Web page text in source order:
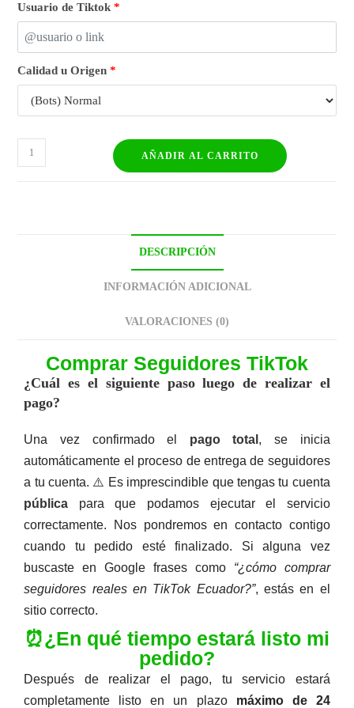
Usuario de Tiktok*
Calidad u Origen *
AÑADIR AL CARRITO
DESCRIPCIÓN
INFORMACIÓN ADICIONAL
VALORACIONES (0)
Descripción
Comprar Seguidores TikTok
¿Cuál es el siguiente paso luego de realizar el
pago?
Una vez confirmado el pago total , se inicia
automáticamente el proceso de entrega de seguidores
a tu cuenta. ⚠️ Es imprescindible que tengas tu cuenta
pública para que podamos ejecutar el servicio
correctamente. Nos pondremos en contacto contigo
cuando tu pedido esté finalizado. Si alguna vez
buscaste en Google frases como “¿cómo comprar
seguidores reales en TikTok Ecuador?”, estás en el
sitio correcto.
⏰¿En qué tiempo estará listo mi
pedido?
Después de realizar el pago, tu servicio estará
completamente listo en un plazo máximo de 24